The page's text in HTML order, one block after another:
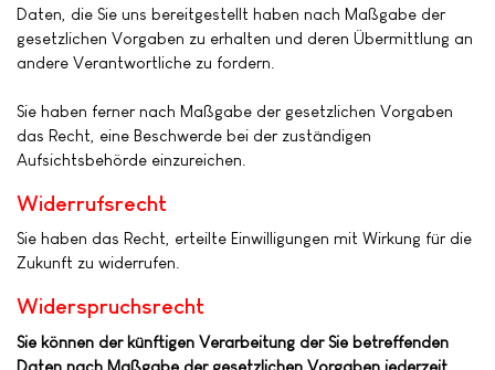
Daten, die Sie uns bereitgestellt haben nach Maßgabe der
gesetzlichen Vorgaben zu erhalten und deren Übermittlung an
andere Verantwortliche zu fordern.
Sie haben ferner nach Maßgabe der gesetzlichen Vorgaben
das Recht, eine Beschwerde bei der zuständigen
Aufsichtsbehörde einzureichen.
Widerrufsrecht
Sie haben das Recht, erteilte Einwilligungen mit Wirkung für die
Zukunft zu widerrufen.
Widerspruchsrecht
Sie können der künftigen Verarbeitung der Sie betreffenden
Daten nach Maßgabe der gesetzlichen Vorgaben jederzeit